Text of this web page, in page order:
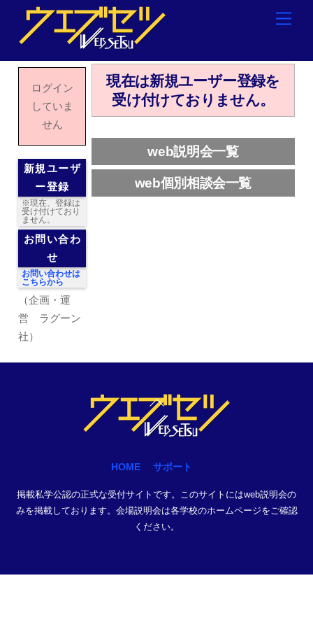
content
現在は新規ユーザー登録を
受け付けておりません。
web説明会一覧
web個別相談会一覧
ログイン
していま
せん
新規ユーザ
ー登録
※現在、登録は
受け付けており
ません。
お問い合わ
せ
お問い合わせは
こちらから
（企画・運
営 ラグーン
社）
Back
To
Top
HOME サポート
掲載私学公認の正式な受付サイトです。このサイトにはweb説明会の
みを掲載しております。会場説明会は各学校のホームページをご確認
ください。